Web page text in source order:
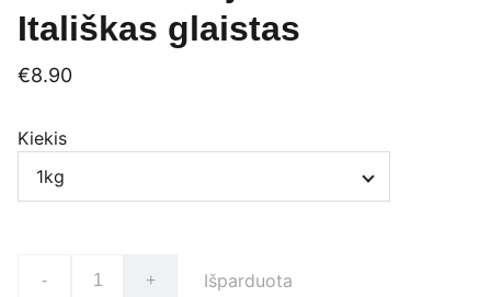
Itališkas glaistas
€8.90
Kiekis
- + Išparduota